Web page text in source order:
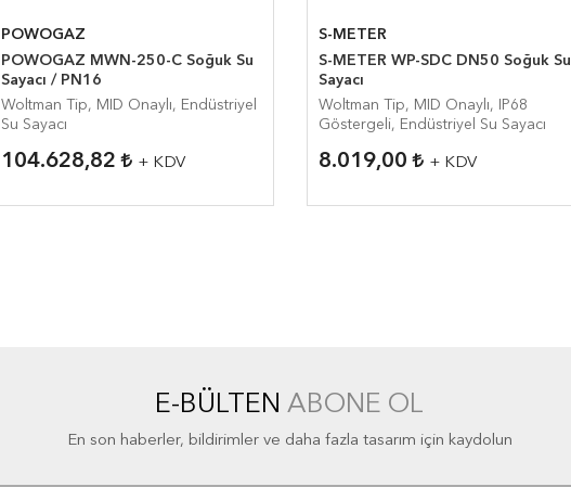
POWOGAZ
POWOGAZ MWN-250-C Soğuk Su
Sayacı / PN16
Woltman Tip, MID Onaylı, Endüstriyel
Su Sayacı
104.628,82 + KDV
S-METER
S-METER WP-SDC DN50 Soğuk Su
Sayacı
Woltman Tip, MID Onaylı, IP68
Göstergeli, Endüstriyel Su Sayacı
8.019,00 + KDV
E-BÜLTEN ABONE OL
En son haberler, bildirimler ve daha fazla tasarım için kaydolun